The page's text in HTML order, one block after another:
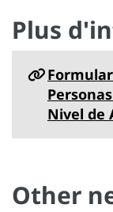
Plus
Nivel de
Other